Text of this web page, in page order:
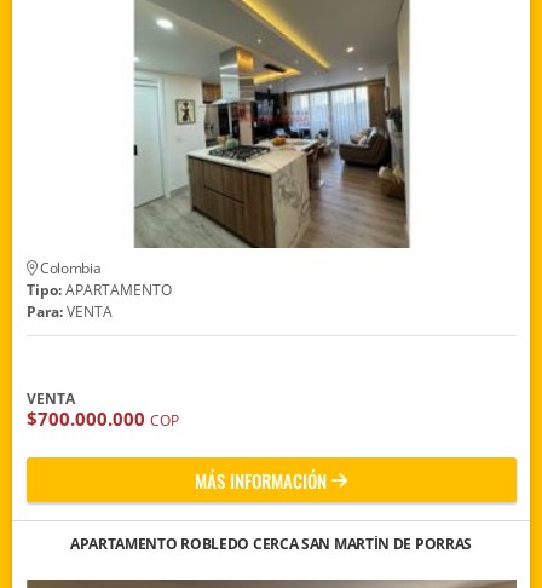
Colombia
Tipo:APARTAMENTO
Para:VENTA
VENTA
$700.000.000 COP
MÁS INFORMACIÓN
APARTAMENTO ROBLEDO CERCA SAN MARTÍN DE PORRAS